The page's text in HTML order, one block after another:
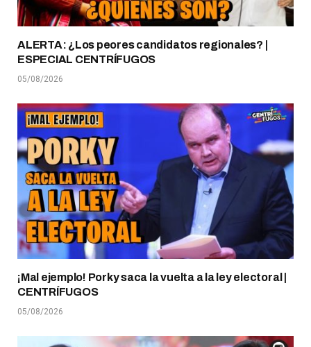
ALERTA: ¿Los peores candidatos regionales? |
ESPECIAL CENTRÍFUGOS
05/08/2026
¡Mal ejemplo! Porky saca la vuelta a la ley electoral |
CENTRÍFUGOS
05/08/2026